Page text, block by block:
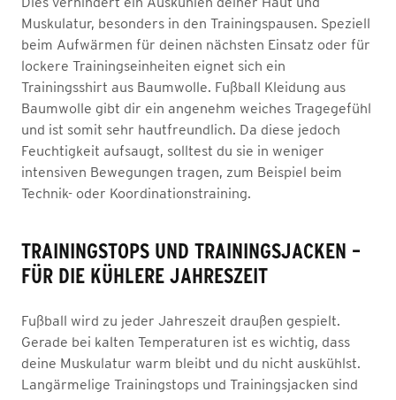
Muskulatur, besonders in den Trainingspausen. Speziell
beim Aufwärmen für deinen nächsten Einsatz oder für
lockere Trainingseinheiten eignet sich ein
Trainingsshirt aus Baumwolle. Fußball Kleidung aus
Baumwolle gibt dir ein angenehm weiches Tragegefühl
und ist somit sehr hautfreundlich. Da diese jedoch
Feuchtigkeit aufsaugt, solltest du sie in weniger
intensiven Bewegungen tragen, zum Beispiel beim
Technik- oder Koordinationstraining.
TRAININGSTOPS UND TRAININGSJACKEN –
FÜR DIE KÜHLERE JAHRESZEIT
Fußball wird zu jeder Jahreszeit draußen gespielt.
Gerade bei kalten Temperaturen ist es wichtig, dass
deine Muskulatur warm bleibt und du nicht auskühlst.
Langärmelige Trainingstops und Trainingsjacken sind